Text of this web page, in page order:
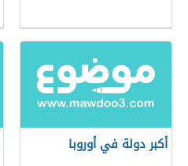
أكبر دولة في أوروبا